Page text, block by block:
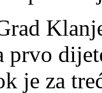
je za